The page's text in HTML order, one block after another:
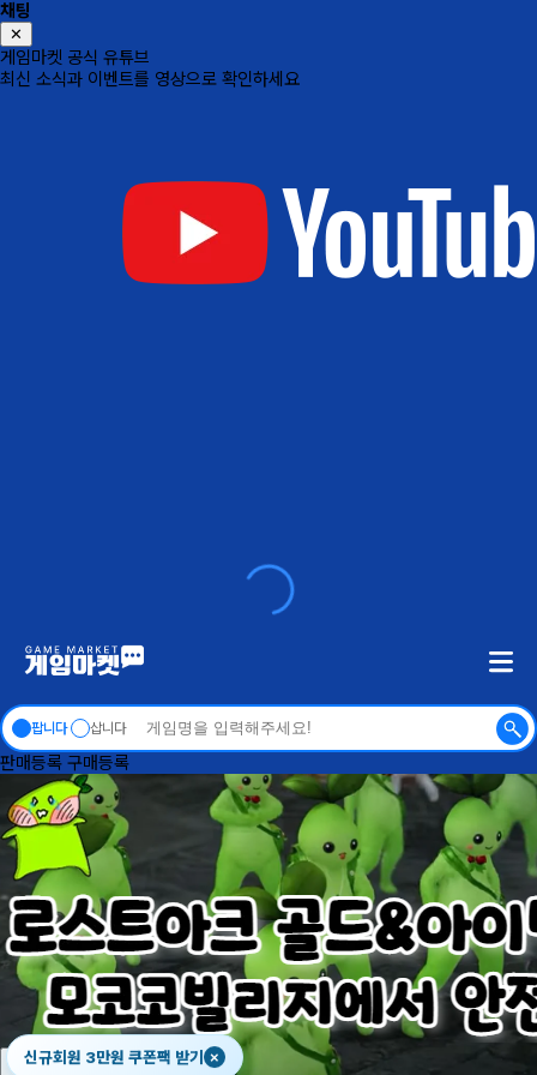
채팅
✕
게임마켓 공식 유튜브
최신 소식과 이벤트를 영상으로 확인하세요
팝니다 삽니다
판매등록 구매등록
신규회원 3만원 쿠폰팩 받기 ×